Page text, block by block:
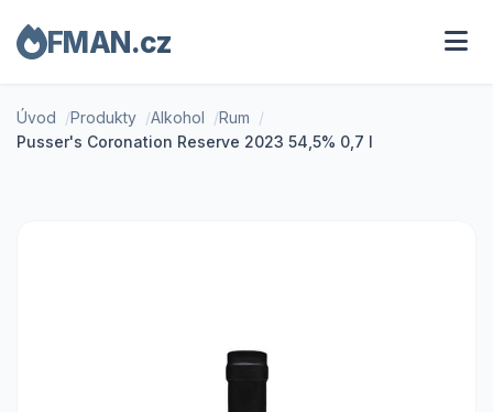
FMAN.cz
Úvod Produkty Alkohol
Rum
Pusser's Coronation Reserve 2023 54,5% 0,7 l